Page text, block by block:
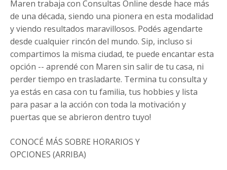
Maren trabaja con Consultas Online desde hace más
de una década, siendo una pionera en esta modalidad
y viendo resultados maravillosos. Podés agendarte
desde cualquier rincón del mundo. Sip, incluso si
compartimos la misma ciudad, te puede encantar esta
opción -- aprendé con Maren sin salir de tu casa, ni
perder tiempo en trasladarte. Termina tu consulta y
ya estás en casa con tu familia, tus hobbies y lista
para pasar a la acción con toda la motivación y
puertas que se abrieron dentro tuyo!
CONOCÉ MÁS SOBRE HORARIOS Y
OPCIONES (ARRIBA)